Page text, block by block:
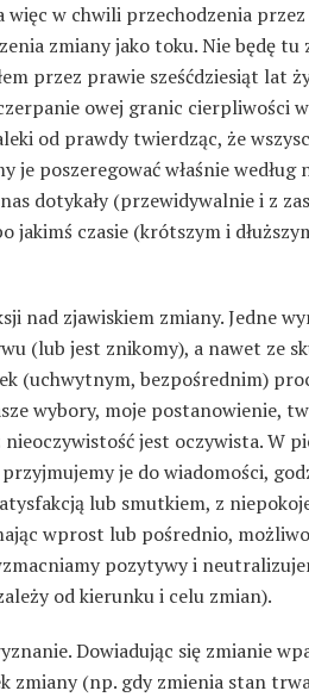
w chwili przechodzenia
zmiany jako toku. Nie będę tu
przez prawie sześćdziesiąt lat
owej granic cierpliwości
od prawdy twierdząc, że
je poszeregować właśnie według
dotykały (przewidywalnie i z
jakimś czasie (krótszym i
nad zjawiskiem zmiany. Jedne
(lub jest znikomy), a nawet ze
(uchwytnym, bezpośrednim)
wybory, moje postanowienie,
jest oczywista. W
je do wiadomości,
lub smutkiem, z
wprost lub pośrednio,
pozytywy i
od kierunku i celu zmian).
Dowiadując się zmianie
zmiany (np. gdy zmienia stan